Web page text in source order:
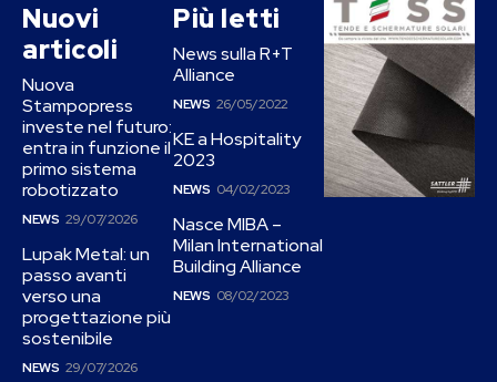
Nuovi
articoli
Nuova
Stampopress
investe nel futuro:
entra in funzione il
primo sistema
robotizzato
NEWS 29/07/2026
Lupak Metal: un
passo avanti
verso una
progettazione più
sostenibile
NEWS 29/07/2026
Più letti
News sulla R+T
Alliance
NEWS 26/05/2022
KE a Hospitality
2023
NEWS 04/02/2023
Nasce MIBA –
Milan International
Building Alliance
NEWS 08/02/2023